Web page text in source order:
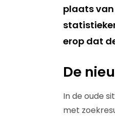
plaats van
erop dat
De
In de oude
met